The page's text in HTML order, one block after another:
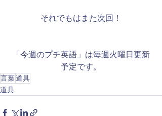
それでもはまた次回！
「今週のプチ英語」は毎週火曜日更新
予定です。
言葉道具
道具